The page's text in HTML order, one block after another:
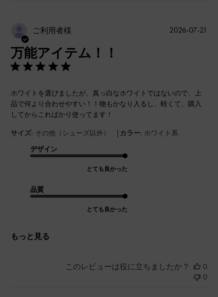
ご利用者様
万能アイテム！！
ホワイトを選びましたが、真っ白なホワイトではないので、上
品で何より合わせやすい！！物もかなり入るし、軽くて、購入
してからこればかり使ってます！
サイズ: その他（シューズ以外） | カラー: ホワイト系
デザイン
とても良かった
品質
とても良かった
もっと見る
2026-07-21
このレビューは役に立ちましたか？
0
0